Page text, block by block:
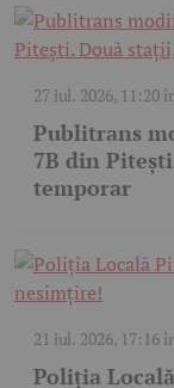
27 iul. 2026, 11:20
Publitrans
7B din
temporar
21 iul. 2026, 17:16
Poliția